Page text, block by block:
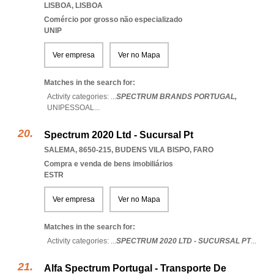
LISBOA, LISBOA
Comércio por grosso não especializado
UNIP
Ver empresa Ver no Mapa
Matches in the search for:
Activity categories: ...SPECTRUM BRANDS PORTUGAL,
UNIPESSOAL...
Spectrum 2020 Ltd - Sucursal Pt
SALEMA, 8650-215, BUDENS VILA BISPO, FARO
Compra e venda de bens imobiliários
ESTR
Ver empresa Ver no Mapa
Matches in the search for:
Activity categories: ...SPECTRUM 2020 LTD - SUCURSAL PT...
Alfa Spectrum Portugal - Transporte De